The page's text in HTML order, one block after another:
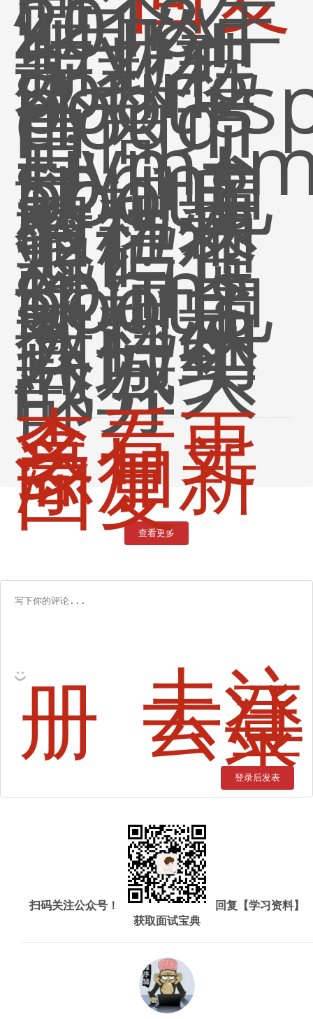
2018年
4月份
毕业视
频教程
spring
cloud
电商项
目
spring
boot电
商视频
教程带
笔记和
源码资
料，
spring
boot电
商视频
教程从
入门到
商城实
战五大
部分
查看更
多
添加新
回复
查看更多
去注
册 去登
录
登录后发表
扫码关注公众号！
回复【学习资料】
获取面试宝典